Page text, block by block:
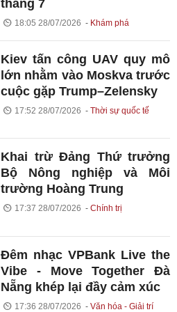
tháng 7
18:05 28/07/2026 Khám phá
Kiev tấn công UAV quy mô
lớn nhằm vào Moskva trước
cuộc gặp Trump–Zelensky
17:52 28/07/2026 Thời sự quốc tế
Khai trừ Đảng Thứ trưởng
Bộ Nông nghiệp và Môi
trường Hoàng Trung
17:37 28/07/2026 Chính trị
Đêm nhạc VPBank Live the
Vibe - Move Together Đà
Nẵng khép lại đầy cảm xúc
17:36 28/07/2026 Văn hóa - Giải trí